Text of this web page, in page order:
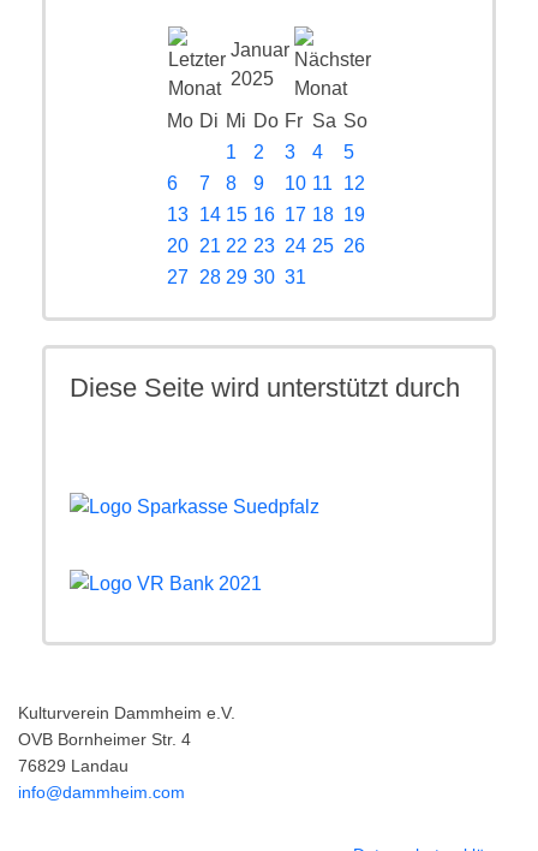
Januar
2025
Mo Di Mi Do Fr Sa So
1
2 3 4
5
6
7 8 9 10 11
12
13
14 15 16 17 18 19
20
21 22 23 24 25 26
27
28 29 30 31
Diese Seite wird unterstützt durch
Kulturverein Dammheim e.V.
OVB Bornheimer Str. 4
76829 Landau
info@dammheim.com